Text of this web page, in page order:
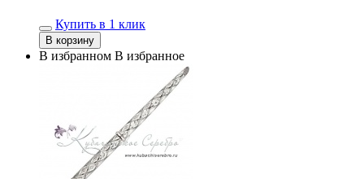
Купить в 1 клик
В избранном В избранное